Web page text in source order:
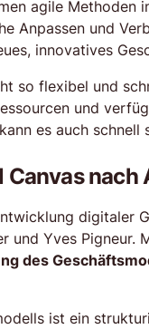
agile Methoden
Anpassen und
innovatives
so flexibel und
und
es auch schnell
Canvas
digitaler
und Yves Pigneur.
des
ist ein